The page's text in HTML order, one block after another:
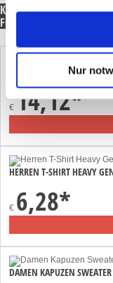
Nur
KUNDEN, DIE DIESEN
FOLGENDE ARTIKEL
HERREN PIQUE POLO
€ 14,12*
HERREN T-SHIRT HEAVY
€ 6,28*
DAMEN KAPUZEN